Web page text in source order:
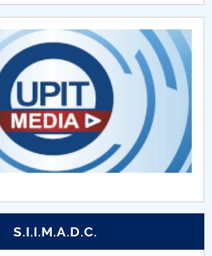
S.I.I.M.A.D.C.